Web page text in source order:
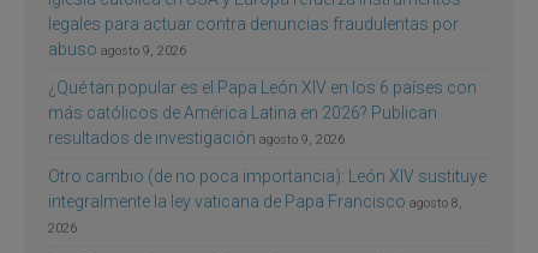
legales para actuar contra denuncias fraudulentas por
abuso agosto 9, 2026
¿Qué tan popular es el Papa León XIV en los 6 países con
más católicos de América Latina en 2026? Publican
resultados de investigación agosto 9, 2026
Otro cambio (de no poca importancia): León XIV sustituye
integralmente la ley vaticana de Papa Francisco agosto 8,
2026